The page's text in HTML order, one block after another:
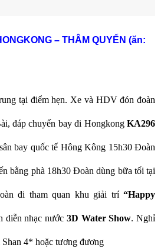
– THÂM QUYẾN (ăn:
tại điểm hẹn. Xe và HDV đón đoàn
đáp chuyến bay đi Hongkong KA296
bay quốc tế Hông Kông 15h30 Đoàn
bằng phà 18h30 Đoàn dùng bữa tối tại
đi tham quan khu giải trí “Happy
diễn nhạc nước 3D Water Show. Nghỉ
4* hoặc tương đương